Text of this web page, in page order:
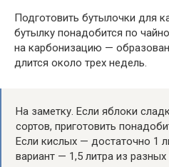
Подготовить бутылочки для
бутылку понадобится по
на карбонизацию —
длится около трех недель.
На заметку. Если яблоки
сортов, приготовить
Если кислых — достаточно 1
вариант — 1,5 литра из